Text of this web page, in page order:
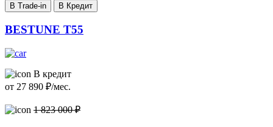
В Trade-in В Кредит
BESTUNE T55
В кредит
от 27 890 ₽/мес.
1 823 000 ₽